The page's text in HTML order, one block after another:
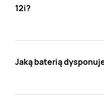
12i?
Jaką baterią